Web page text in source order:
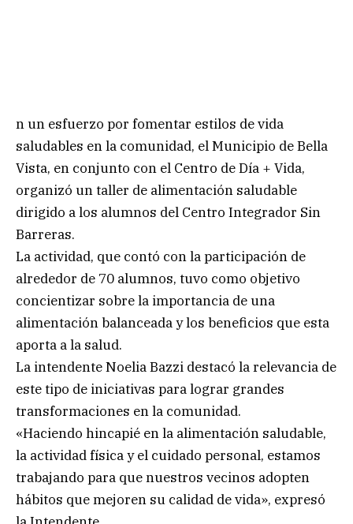
n un esfuerzo por fomentar estilos de vida
saludables en la comunidad, el Municipio de Bella
Vista, en conjunto con el Centro de Día + Vida,
organizó un taller de alimentación saludable
dirigido a los alumnos del Centro Integrador Sin
Barreras.
La actividad, que contó con la participación de
alrededor de 70 alumnos, tuvo como objetivo
concientizar sobre la importancia de una
alimentación balanceada y los beneficios que esta
aporta a la salud.
La intendente Noelia Bazzi destacó la relevancia de
este tipo de iniciativas para lograr grandes
transformaciones en la comunidad.
«Haciendo hincapié en la alimentación saludable,
la actividad física y el cuidado personal, estamos
trabajando para que nuestros vecinos adopten
hábitos que mejoren su calidad de vida», expresó